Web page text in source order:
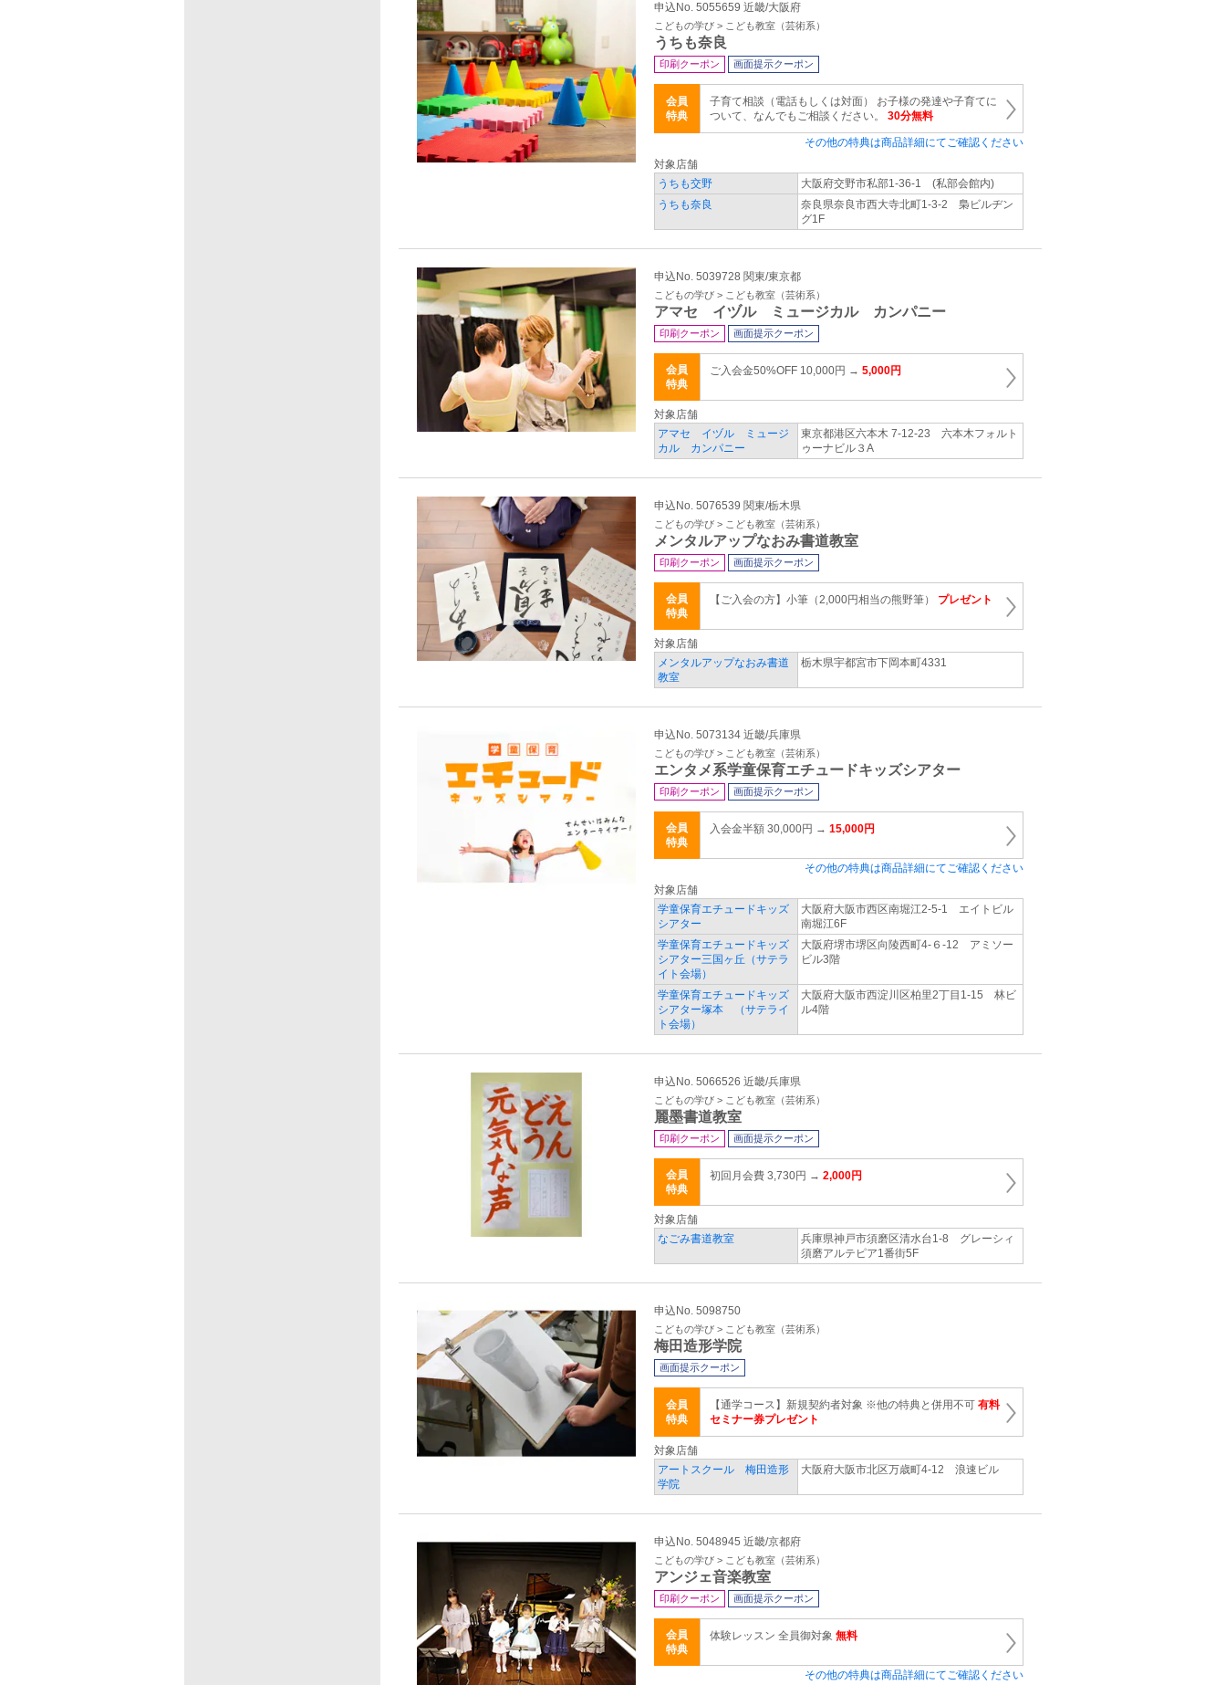
申込No. 5055659 近畿/大阪府
こどもの学び > こども教室（芸術系）
うちも奈良
印刷クーポン 画面提示クーポン
会員
特典
子育て相談（電話もしくは対面） お子様の発達や子育てに
ついて、なんでもご相談ください。 30分無料
その他の特典は商品詳細にてご確認ください
対象店舗
うちも交野
大阪府交野市私部1-36-1 (私部会館内)
うちも奈良
奈良県奈良市西大寺北町1-3-2 梟ビルヂン
グ1F
申込No. 5039728 関東/東京都
こどもの学び > こども教室（芸術系）
アマセ イヅル ミュージカル カンパニー
印刷クーポン 画面提示クーポン
会員
特典
ご入会金50%OFF 10,000円 → 5,000円
対象店舗
アマセ イヅル ミュージ
カル カンパニー
東京都港区六本木 7-12-23 六本木フォルト
ゥーナビル３A
申込No. 5076539 関東/栃木県
こどもの学び > こども教室（芸術系）
メンタルアップなおみ書道教室
印刷クーポン 画面提示クーポン
会員
特典
【ご入会の方】小筆（2,000円相当の熊野筆） プレゼント
対象店舗
メンタルアップなおみ書道
教室
栃木県宇都宮市下岡本町4331
申込No. 5073134 近畿/兵庫県
こどもの学び > こども教室（芸術系）
エンタメ系学童保育エチュードキッズシアター
印刷クーポン 画面提示クーポン
会員
特典
入会金半額 30,000円 → 15,000円
その他の特典は商品詳細にてご確認ください
対象店舗
学童保育エチュードキッズ
シアター
大阪府大阪市西区南堀江2-5-1 エイトビル
南堀江6F
学童保育エチュードキッズ
シアター三国ヶ丘（サテラ
イト会場）
大阪府堺市堺区向陵西町4-６-12 アミソー
ビル3階
学童保育エチュードキッズ
シアター塚本 （サテライ
ト会場）
大阪府大阪市西淀川区柏里2丁目1-15 林ビ
ル4階
申込No. 5066526 近畿/兵庫県
こどもの学び > こども教室（芸術系）
麗墨書道教室
印刷クーポン 画面提示クーポン
会員
特典
初回月会費 3,730円 → 2,000円
対象店舗
なごみ書道教室
兵庫県神戸市須磨区清水台1-8 グレーシィ
須磨アルテピア1番街5F
申込No. 5098750
こどもの学び > こども教室（芸術系）
梅田造形学院
画面提示クーポン
会員
特典
【通学コース】新規契約者対象 ※他の特典と併用不可 有料
セミナー券プレゼント
対象店舗
アートスクール 梅田造形
学院
大阪府大阪市北区万歳町4-12 浪速ビル
申込No. 5048945 近畿/京都府
こどもの学び > こども教室（芸術系）
アンジェ音楽教室
印刷クーポン 画面提示クーポン
会員
特典
体験レッスン 全員御対象 無料
その他の特典は商品詳細にてご確認ください